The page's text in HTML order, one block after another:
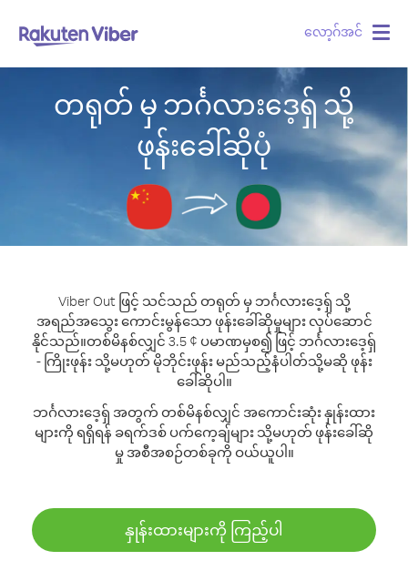
လော့ဂ်အင်
တရုတ် မှ ဘင်္ဂလားဒေ့ရှ် သို့
ဖုန်းခေါ်ဆိုပုံ
Viber Out ဖြင့် သင်သည် တရုတ် မှ ဘင်္ဂလားဒေ့ရှ် သို့
အရည်အသွေး ကောင်းမွန်သော ဖုန်းခေါ်ဆိုမှုများ လုပ်ဆောင်
နိုင်သည်။တစ်မိနစ်လျှင် 3.5 ¢ ပမာဏမှစ၍ ဖြင့် ဘင်္ဂလားဒေ့ရှ်
- ကြိုးဖုန်း သို့မဟုတ် မိုဘိုင်းဖုန်း မည်သည့်နံပါတ်သို့မဆို ဖုန်း
ခေါ်ဆိုပါ။
ဘင်္ဂလားဒေ့ရှ် အတွက် တစ်မိနစ်လျှင် အကောင်းဆုံး နှုန်းထား
များကို ရရှိရန် ခရက်ဒစ် ပက်ကေ့ချ်များ သို့မဟုတ် ဖုန်းခေါ်ဆို
မှု အစီအစဉ်တစ်ခုကို ဝယ်ယူပါ။
နှုန်းထားများကို ကြည့်ပါ